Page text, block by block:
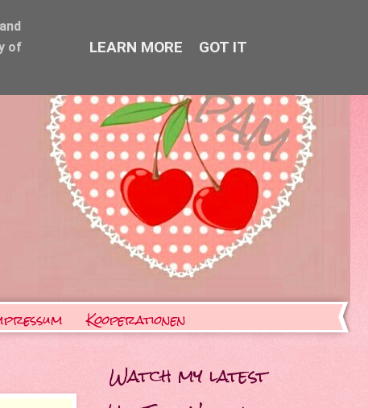
Kooperationen
Watch my latest
of
LEARN MORE GOT IT